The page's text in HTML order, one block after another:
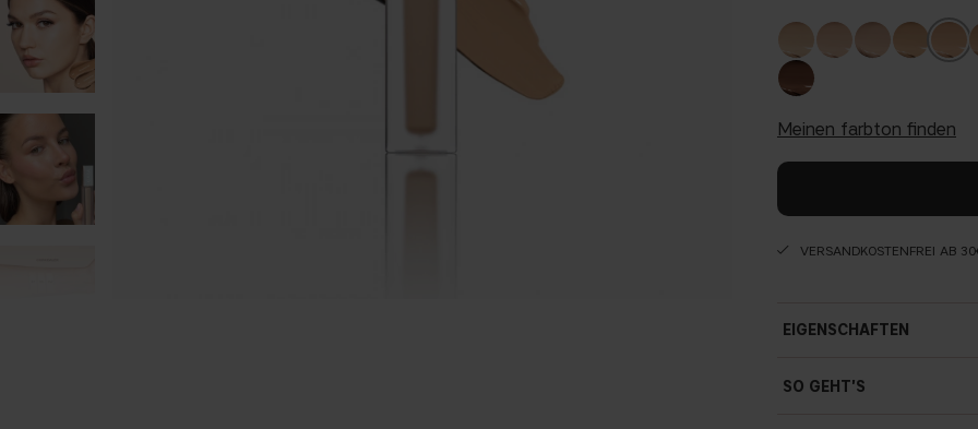
meinen farbton finden
VERSANDKOSTENFREI AB
EIGENSCHAFTEN
SO GEHT'S